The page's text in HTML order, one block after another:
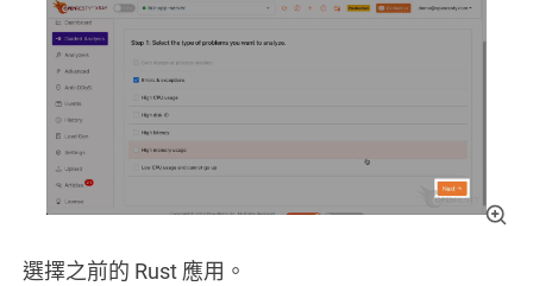
選擇之前的 Rust 應用。